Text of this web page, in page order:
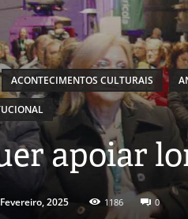
ACONTECIMENTOS CULTURAIS
apoiar
2025 1186 0